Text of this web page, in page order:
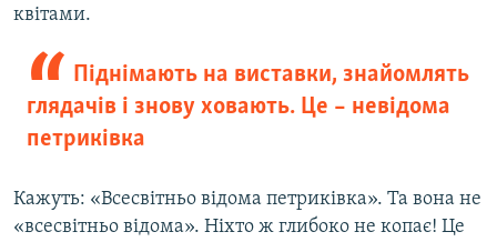
квітами.
Піднімають на виставки, знайомлять
глядачів і знову ховають. Це – невідома
петриківка
Кажуть: «Всесвітньо відома петриківка». Та вона не
«всесвітньо відома». Ніхто ж глибоко не копає! Це